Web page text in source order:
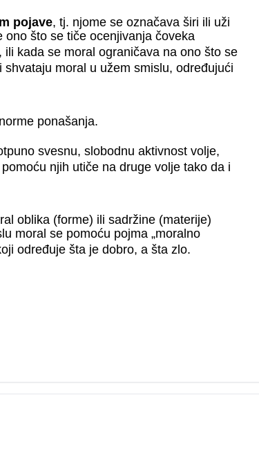
pojave, tj. njome se označava širi ili uži
ono što se tiče ocenjivanja čoveka
kada se moral ograničava na ono što se
moral u užem smislu, određujući
ponašanja.
svesnu, slobodnu aktivnost volje,
njih utiče na druge volje tako da i
oblika (forme) ili sadržine (materije)
moral se pomoću pojma „moralno
određuje šta je dobro, a šta zlo.